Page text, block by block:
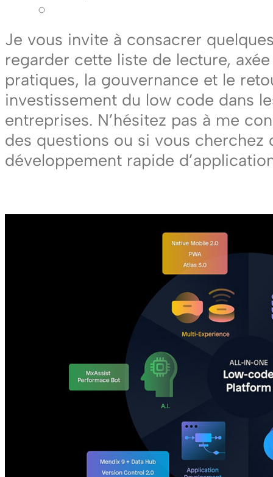
Je vous invite à consacrer
regarder cette liste de lecture,
pratiques, la gouvernance et le
investissement du low code dans
entreprises. N’hésitez pas à me
des questions ou si vous cherchez
développement rapide